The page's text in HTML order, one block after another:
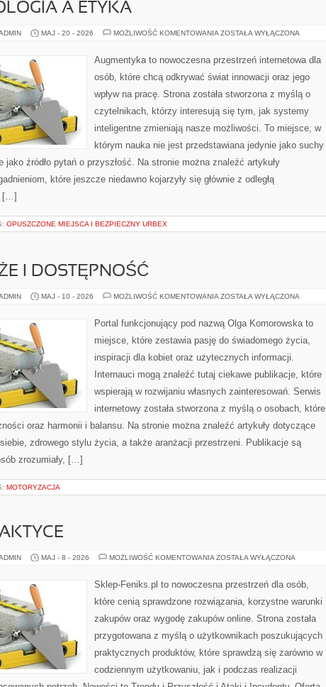
A ETYKA
MAJ - 20 - 2026 MOŻLIWOŚĆ KOMENTOWANIA TECHNOLOGIA
ZOSTAŁA WYŁĄCZONA
Augmentyka to nowoczesna przestrzeń internetowa dla
osób, które chcą odkrywać świat innowacji oraz jego
wpływ na pracę. Strona została stworzona z myślą o
czytelnikach, którzy interesują się tym, jak systemy
inteligentne zmieniają nasze możliwości. To miejsce, w
którym nauka nie jest przedstawiana jedynie jako suchy
jako źródło pytań o przyszłość. Na stronie można znaleźć artykuły
które jeszcze niedawno kojarzyły się głównie z odległą
[…]
OPUSZCZONE MIEJSCA I BEZPIECZNY URBEX
I DOSTĘPNOŚĆ
MAJ - 10 - 2026 MOŻLIWOŚĆ KOMENTOWANIA PODRÓŻE
ZOSTAŁA WYŁĄCZONA
Portal funkcjonujący pod nazwą Olga Komorowska to
miejsce, które zestawia pasję do świadomego życia,
inspiracji dla kobiet oraz użytecznych informacji.
Internauci mogą znaleźć tutaj ciekawe publikacje, które
wspierają w rozwijaniu własnych zainteresowań. Serwis
internetowy została stworzona z myślą o osobach, które
oraz harmonii i balansu. Na stronie można znaleźć artykuły dotyczące
zdrowego stylu życia, a także aranżacji przestrzeni. Publikacje są
zrozumiały, […]
MOTORYZACJA
MAJ - 8 - 2026 MOŻLIWOŚĆ KOMENTOWANIA AI
ZOSTAŁA WYŁĄCZONA
Sklep-Feniks.pl to nowoczesna przestrzeń dla osób,
które cenią sprawdzone rozwiązania, korzystne warunki
zakupów oraz wygodę zakupów online. Strona została
przygotowana z myślą o użytkownikach poszukujących
praktycznych produktów, które sprawdzą się zarówno w
codziennym użytkowaniu, jak i podczas realizacji